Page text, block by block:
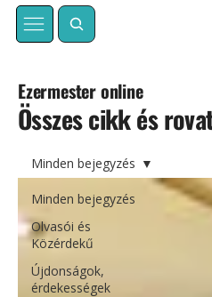
Összes cikk és
Ezermester online
Minden bejegyzés
Olvasói és
Közérdekű
Újdonságok,
érdekességek
Minden bejegyzés